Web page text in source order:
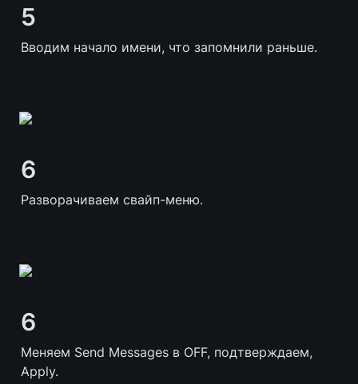
5
Вводим начало имени, что запомнили раньше.
6
Разворачиваем свайп-меню.
6
Меняем Send Messages в OFF, подтверждаем,
Apply.